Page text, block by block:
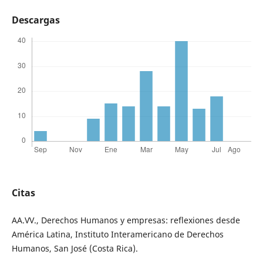
Descargas
Citas
AA.VV., Derechos Humanos y empresas: reflexiones desde
América Latina, Instituto Interamericano de Derechos
Humanos, San José (Costa Rica).